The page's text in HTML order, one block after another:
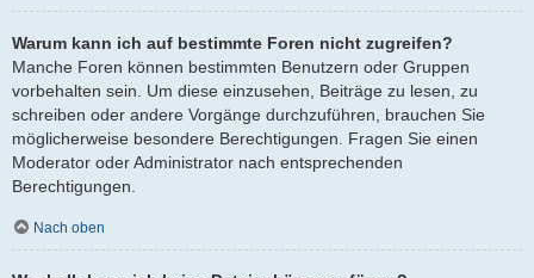
Warum kann ich auf bestimmte Foren nicht zugreifen?
Manche Foren können bestimmten Benutzern oder Gruppen
vorbehalten sein. Um diese einzusehen, Beiträge zu lesen, zu
schreiben oder andere Vorgänge durchzuführen, brauchen Sie
möglicherweise besondere Berechtigungen. Fragen Sie einen
Moderator oder Administrator nach entsprechenden
Berechtigungen.
Nach oben